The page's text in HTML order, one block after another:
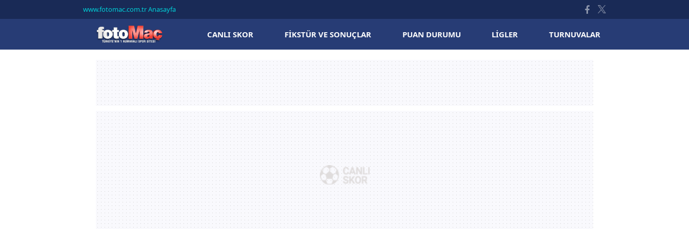
www.fotomac.com.tr Anasayfa
CANLI SKOR FIKSTÜR VE SONUÇLAR PUAN DURUMU LIGLER TURNUVALAR